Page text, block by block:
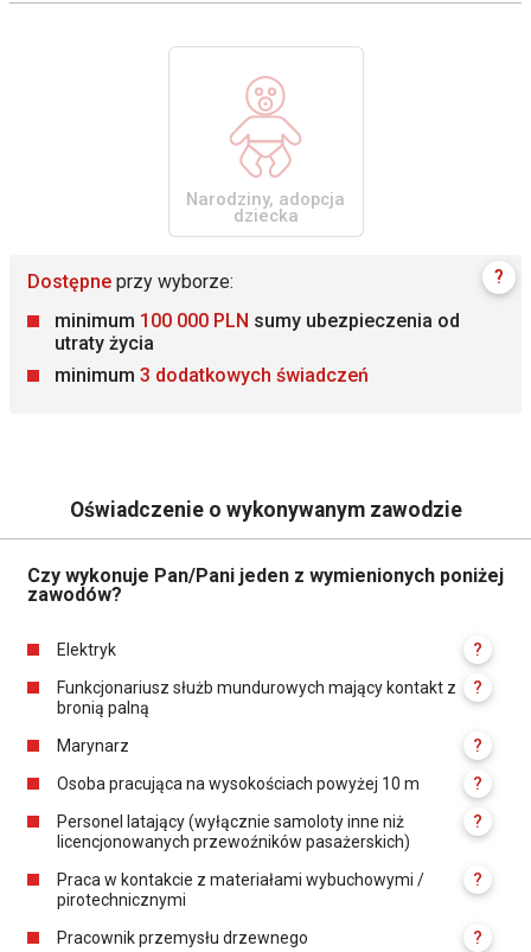
Narodziny, adopcja
dziecka
Dostępne przy wyborze:
minimum 100 000 PLN sumy ubezpieczenia od
utraty życia
minimum 3 dodatkowych świadczeń
?
Oświadczenie o wykonywanym zawodzie
Czy wykonuje Pan/Pani jeden z wymienionych poniżej
zawodów?
Elektryk
?
Funkcjonariusz służb mundurowych mający kontakt z
bronią palną
?
Marynarz
?
Osoba pracująca na wysokościach powyżej 10 m
?
Personel latający (wyłącznie samoloty inne niż
licencjonowanych przewoźników pasażerskich)
?
Praca w kontakcie z materiałami wybuchowymi /
pirotechnicznymi
?
Pracownik przemysłu drzewnego
?